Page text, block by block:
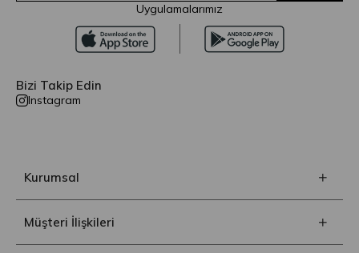
Uygulamalarımız
Bizi Takip Edin
Instagram
Kurumsal
Müşteri İlişkileri